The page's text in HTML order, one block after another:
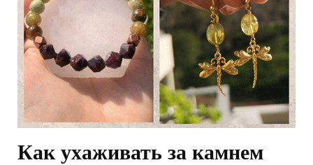
Как ухаживать за камнем